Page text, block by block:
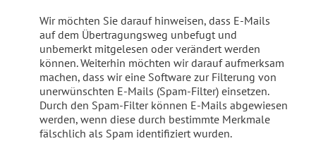
Wir möchten Sie darauf hinweisen, dass E-Mails
auf dem Übertragungsweg unbefugt und
unbemerkt mitgelesen oder verändert werden
können. Weiterhin möchten wir darauf aufmerksam
machen, dass wir eine Software zur Filterung von
unerwünschten E-Mails (Spam-Filter) einsetzen.
Durch den Spam-Filter können E-Mails abgewiesen
werden, wenn diese durch bestimmte Merkmale
fälschlich als Spam identifiziert wurden.